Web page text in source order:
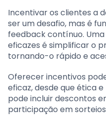
Incentivar os clientes a
ser um desafio, mas é
feedback contínuo.
eficazes é simplificar o
tornando-o rápido e
Oferecer incentivos
eficaz, desde que ética
pode incluir descontos
participação em